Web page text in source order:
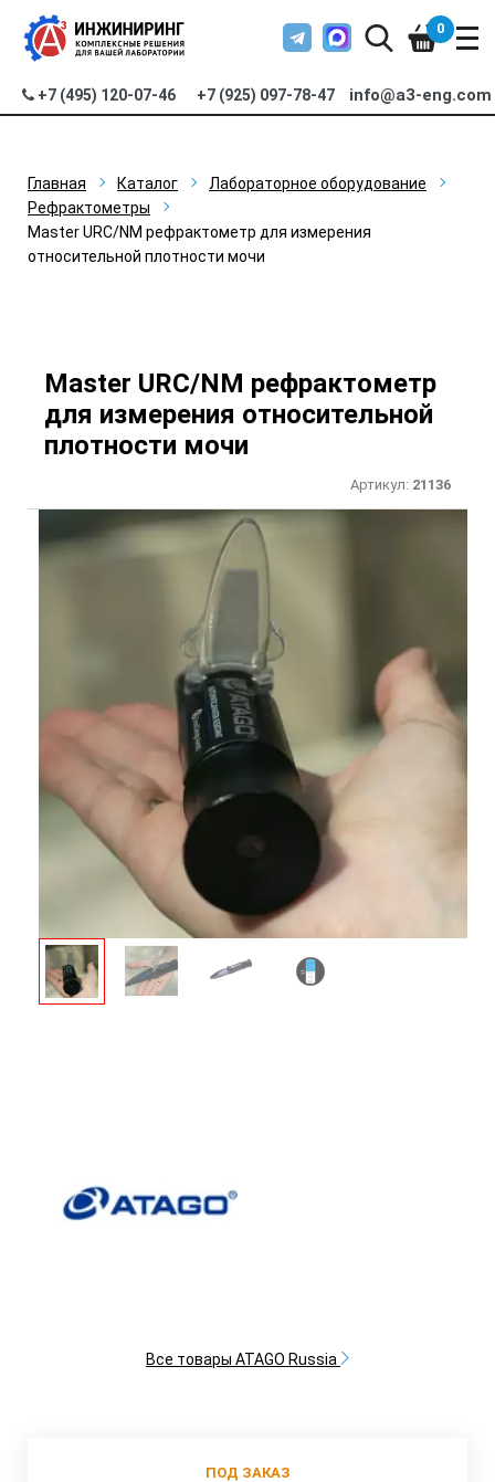
+7 (495) 120-07-46 +7 (925) 097-78-47 info@a3-eng.com
0
Главная Каталог
Лабораторное оборудование
Рефрактометры
Master URC/NM рефрактометр для измерения
относительной плотности мочи
Master URC/NM рефрактометр
для измерения относительной
плотности мочи
Артикул: 21136
Все товары ATAGO Russia
ПОД ЗАКАЗ